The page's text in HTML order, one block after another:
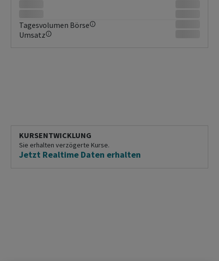
Tagesvolumen Börse
Umsatz
KURSENTWICKLUNG
Sie erhalten verzögerte Kurse.
Jetzt Realtime Daten erhalten